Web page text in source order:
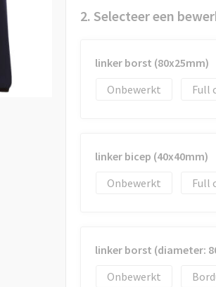
2. Selecteer een
linker borst (80x25mm)
Onbewerkt
Full
linker bicep (40x40mm)
Onbewerkt
Full
linker borst (diameter:
Onbewerkt